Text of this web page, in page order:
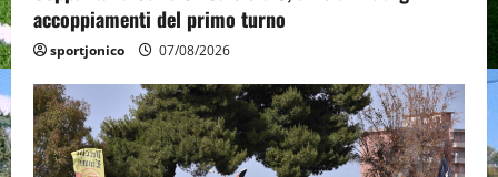
accoppiamenti del primo turno
sportjonico 07/08/2026